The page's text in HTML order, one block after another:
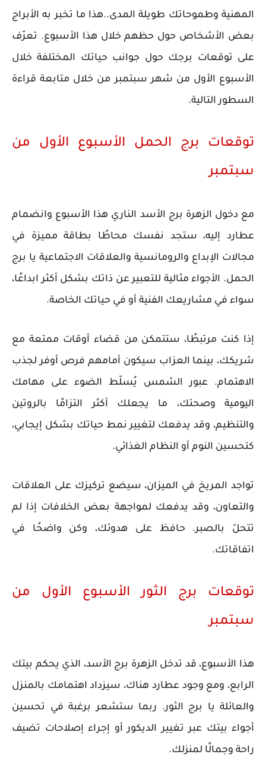
المهنية وطموحاتك طويلة المدى..هذا ما تخبر به الأبراج
بعض الأشخاص حول حظهم خلال هذا الأسبوع. تعرّف
على توقعات برجك حول جوانب حياتك المختلفة خلال
الأسبوع الأول من شهر سبتمبر من خلال متابعة قراءة
السطور التالية.
توقعات برج الحمل الأسبوع الأول من
سبتمبر
مع دخول الزهرة برج الأسد الناري هذا الأسبوع وانضمام
عطارد إليه، ستجد نفسك محاطًا بطاقة مميزة في
مجالات الإبداع والرومانسية والعلاقات الاجتماعية يا برج
الحمل. الأجواء مثالية للتعبير عن ذاتك بشكل أكثر ابداعًا،
سواء في مشاريعك الفنية أو في حياتك الخاصة.
إذا كنت مرتبطًا، ستتمكن من قضاء أوقات ممتعة مع
شريكك، بينما العزاب سيكون أمامهم فرص أوفر لجذب
الاهتمام. عبور الشمس يُسلّط الضوء على مهامك
اليومية وصحتك، ما يجعلك أكثر التزامًا بالروتين
والتنظيم، وقد يدفعك لتغيير نمط حياتك بشكل إيجابي،
كتحسين النوم أو النظام الغذائي.
تواجد المريخ في الميزان، سيضع تركيزك على العلاقات
والتعاون، وقد يدفعك لمواجهة بعض الخلافات إذا لم
تتحلّ بالصبر. حافظ على هدوئك، وكن واضحًا في
اتفاقاتك.
توقعات برج الثور الأسبوع الأول من
سبتمبر
هذا الأسبوع، قد تدخل الزهرة برج الأسد، الذي يحكم بيتك
الرابع، ومع وجود عطارد هناك، سيزداد اهتمامك بالمنزل
والعائلة يا برج الثور. ربما ستشعر برغبة في تحسين
أجواء بيتك عبر تغيير الديكور أو إجراء إصلاحات تضيف
راحة وجمالًا لمنزلك.